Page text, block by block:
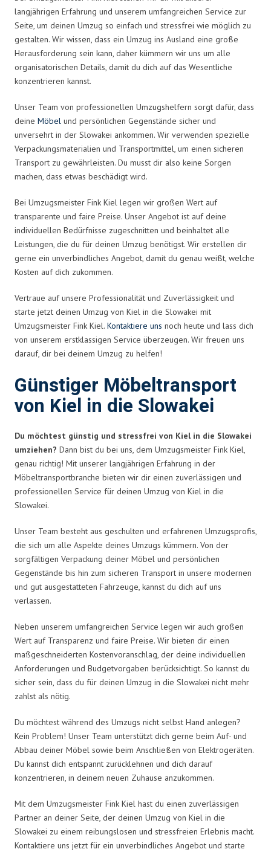
langjährigen Erfahrung und unserem umfangreichen Service zur
Seite, um deinen Umzug so einfach und stressfrei wie möglich zu
gestalten. Wir wissen, dass ein Umzug ins Ausland eine große
Herausforderung sein kann, daher kümmern wir uns um alle
organisatorischen Details, damit du dich auf das Wesentliche
konzentrieren kannst.
Unser Team von professionellen Umzugshelfern sorgt dafür, dass
deine Möbel und persönlichen Gegenstände sicher und
unversehrt in der Slowakei ankommen. Wir verwenden spezielle
Verpackungsmaterialien und Transportmittel, um einen sicheren
Transport zu gewährleisten. Du musst dir also keine Sorgen
machen, dass etwas beschädigt wird.
Bei Umzugsmeister Fink Kiel legen wir großen Wert auf
transparente und faire Preise. Unser Angebot ist auf deine
individuellen Bedürfnisse zugeschnitten und beinhaltet alle
Leistungen, die du für deinen Umzug benötigst. Wir erstellen dir
gerne ein unverbindliches Angebot, damit du genau weißt, welche
Kosten auf dich zukommen.
Vertraue auf unsere Professionalität und Zuverlässigkeit und
starte jetzt deinen Umzug von Kiel in die Slowakei mit
Umzugsmeister Fink Kiel. Kontaktiere uns noch heute und lass dich
von unserem erstklassigen Service überzeugen. Wir freuen uns
darauf, dir bei deinem Umzug zu helfen!
Günstiger Möbeltransport
von Kiel in die Slowakei
Du möchtest günstig und stressfrei von Kiel in die Slowakei
umziehen? Dann bist du bei uns, dem Umzugsmeister Fink Kiel,
genau richtig! Mit unserer langjährigen Erfahrung in der
Möbeltransportbranche bieten wir dir einen zuverlässigen und
professionellen Service für deinen Umzug von Kiel in die
Slowakei.
Unser Team besteht aus geschulten und erfahrenen Umzugsprofis,
die sich um alle Aspekte deines Umzugs kümmern. Von der
sorgfältigen Verpackung deiner Möbel und persönlichen
Gegenstände bis hin zum sicheren Transport in unsere modernen
und gut ausgestatteten Fahrzeuge, kannst du dich auf uns
verlassen.
Neben unserem umfangreichen Service legen wir auch großen
Wert auf Transparenz und faire Preise. Wir bieten dir einen
maßgeschneiderten Kostenvoranschlag, der deine individuellen
Anforderungen und Budgetvorgaben berücksichtigt. So kannst du
sicher sein, dass du für deinen Umzug in die Slowakei nicht mehr
zahlst als nötig.
Du möchtest während des Umzugs nicht selbst Hand anlegen?
Kein Problem! Unser Team unterstützt dich gerne beim Auf- und
Abbau deiner Möbel sowie beim Anschließen von Elektrogeräten.
Du kannst dich entspannt zurücklehnen und dich darauf
konzentrieren, in deinem neuen Zuhause anzukommen.
Mit dem Umzugsmeister Fink Kiel hast du einen zuverlässigen
Partner an deiner Seite, der deinen Umzug von Kiel in die
Slowakei zu einem reibungslosen und stressfreien Erlebnis macht.
Kontaktiere uns jetzt für ein unverbindliches Angebot und starte